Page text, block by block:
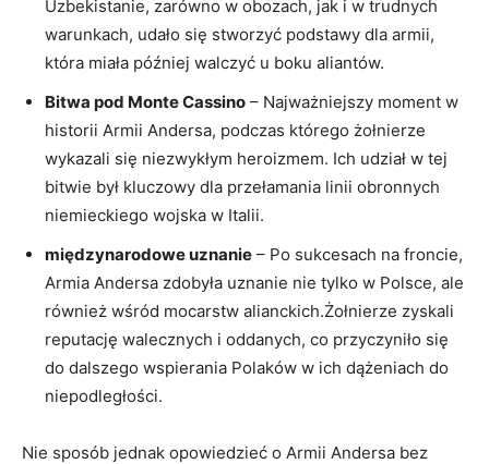
Uzbekistanie, zarówno w obozach, jak i w trudnych
warunkach, udało się stworzyć podstawy dla armii,
która miała później walczyć u boku aliantów.
Bitwa pod Monte Cassino – Najważniejszy moment w
historii Armii Andersa, podczas którego żołnierze
wykazali się niezwykłym heroizmem. Ich udział w tej
bitwie był kluczowy dla przełamania linii obronnych
niemieckiego wojska w Italii.
międzynarodowe uznanie – Po sukcesach na froncie,
Armia Andersa zdobyła uznanie nie tylko w Polsce, ale
również wśród mocarstw alianckich.Żołnierze zyskali
reputację walecznych i oddanych, co przyczyniło się
do dalszego wspierania Polaków w ich dążeniach do
niepodległości.
Nie sposób jednak opowiedzieć o Armii Andersa bez